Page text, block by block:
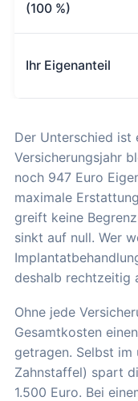
(100 %)
Ihr Eigenanteil
Der Unterschied ist
Versicherungsjahr
noch 947 Euro
maximale
greift keine
sinkt auf null. Wer
deshalb rechtzeitig
Ohne jede
Gesamtkosten
getragen. Selbst im
Zahnstaffel) spart
1.500 Euro. Bei